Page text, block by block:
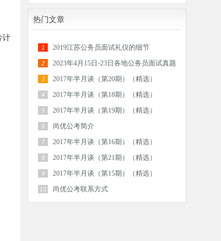
计
公开招
热门文章
1 2019江苏公务员面试礼仪的细节
2
2023年4月15日-23日各地公务员面试真题
汇总
3 2017年半月谈（第20期）（精选）
4 2017年半月谈（第18期）（精选）
5 2017年半月谈（第19期）（精选）
6 尚优公考简介
7 2017年半月谈（第16期）（精选）
8 2017年半月谈（第21期）（精选）
9 2017年半月谈（第15期）（精选）
10 尚优公考联系方式